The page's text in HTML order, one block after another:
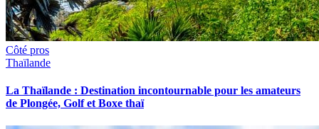
Côté pros
Thaïlande
La Thaïlande : Destination incontournable pour les amateurs
de Plongée, Golf et Boxe thaï